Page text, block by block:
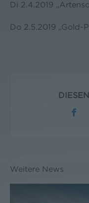
Di 2.4.2019
Do 2.5.2019 „Gold-
Weitere News